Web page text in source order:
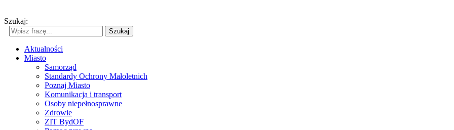
Szukaj:
Szukaj
Aktualności
Miasto
Samorząd
Standardy Ochrony Małoletnich
Poznaj Miasto
Komunikacja i transport
Osoby niepełnosprawne
Zdrowie
ZIT BydOF